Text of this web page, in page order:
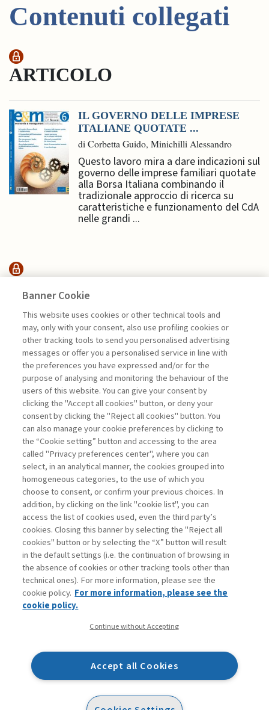
Contenuti collegati
ARTICOLO
IL GOVERNO DELLE IMPRESE
ITALIANE QUOTATE ...
di Corbetta Guido, Minichilli Alessandro
Questo lavoro mira a dare indicazioni sul
governo delle imprese familiari quotate
alla Borsa Italiana combinando il
tradizionale approccio di ricerca su
caratteristiche e funzionamento del CdA
nelle grandi ...
SUSTAINABILITY
ESSERE O NON ESSERE: LA
SOSTENIBILITÀ ...
di Sylvie Goulard, Francesco Perrini, Stefano
Pogutz
La consultazione dei libri è riservata esclusivamente
agli abbonati Premium
Legenda: Accedi Per registrati Per abbonati
Contatti
Abbonamenti
Archivio rubriche
Privacy
Dichiarazione di accessibilità
Mappa del sito
Banner Cookie
This website uses cookies or other technical tools and
may, only with your consent, also use profiling cookies or
other tracking tools to send you personalised advertising
messages or offer you a personalised service in line with
the preferences you have expressed and/or for the
purpose of analysing and monitoring the behaviour of the
users of this website. You can give your consent by
clicking the "Accept all cookies" button, or deny your
consent by clicking the "Reject all cookies" button. You
can also manage your cookie preferences by clicking to
the “Cookie setting” button and accessing to the area
called "Privacy preferences center", where you can
select, in an analytical manner, the cookies grouped into
homogeneous categories, to the use of which you
choose to consent, or confirm your previous choices. In
addition, by clicking on the link "cookie list", you can
access the list of cookies used, even the third party’s
cookies. Closing this banner by selecting the "Reject all
cookies" button or by selecting the “X” button will result
in the default settings (i.e. the continuation of browsing in
the absence of cookies or other tracking tools other than
technical ones). For more information, please see the
cookie policy. For more information, please see the
cookie policy.
Continue without Accepting
Accept all Cookies